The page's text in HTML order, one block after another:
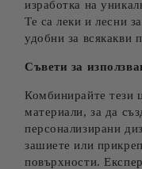
изработка на
Те са леки и лесни
удобни за всякакви
Съвети за
Комбинирайте тези
материали, за да
персонализирани
зашиете или
повърхности.